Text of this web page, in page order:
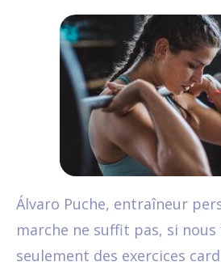
Álvaro Puche, entraîneur
marche ne suffit pas, si nous
seulement des exercices